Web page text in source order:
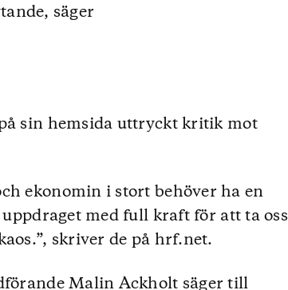
säger
sin hemsida uttryckt kritik mot
ekonomin i stort behöver ha en
med full kraft för att ta oss
skriver de på hrf.net.
Malin Ackholt säger till